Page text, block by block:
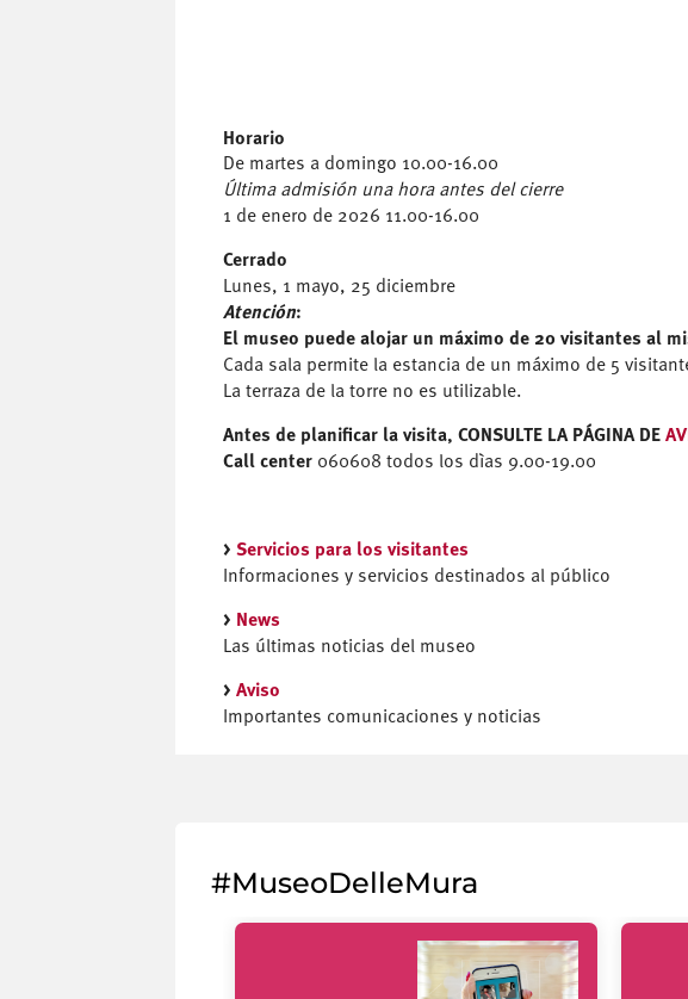
Horario
De martes a domingo 10.00-16.00
Última admisión una hora antes del cierre
1 de enero de 2026 11.00-16.00
Cerrado
Lunes, 1 mayo, 25 diciembre
Atención:
El museo puede alojar un máximo de 20 visitantes al
Cada sala permite la estancia de un máximo de 5
La terraza de la torre no es utilizable.
Antes de planificar la visita, CONSULTE LA PÁGINA DE
Call center 060608 todos los dìas 9.00-19.00
> Servicios para los visitantes
Informaciones y servicios destinados al público
> News
Las últimas noticias del museo
> Aviso
Importantes comunicaciones y noticias
#MuseoDelleMura